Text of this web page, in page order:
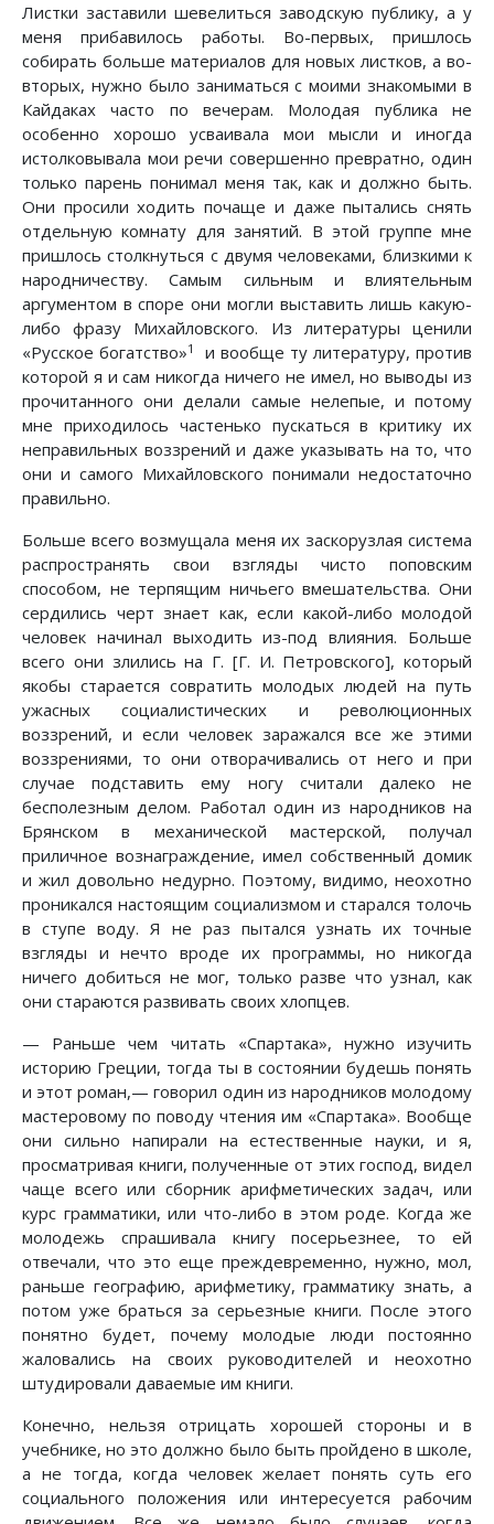
Листки заставили шевелиться заводскую публику, а у
меня прибавилось работы. Во-первых, пришлось
собирать больше материалов для новых листков, а во-
вторых, нужно было заниматься с моими знакомыми в
Кайдаках часто по вечерам. Молодая публика не
особенно хорошо усваивала мои мысли и иногда
истолковывала мои речи совершенно превратно, один
только парень понимал меня так, как и должно быть.
Они просили ходить почаще и даже пытались снять
отдельную комнату для занятий. В этой группе мне
пришлось столкнуться с двумя человеками, близкими к
народничеству. Самым сильным и влиятельным
аргументом в споре они могли выставить лишь какую-
либо фразу Михайловского. Из литературы ценили
«Русское богатство»1
и вообще ту литературу, против
которой я и сам никогда ничего не имел, но выводы из
прочитанного они делали самые нелепые, и потому
мне приходилось частенько пускаться в критику их
неправильных воззрений и даже указывать на то, что
они и самого Михайловского понимали недостаточно
правильно.
Больше всего возмущала меня их заскорузлая система
распространять свои взгляды чисто поповским
способом, не терпящим ничьего вмешательства. Они
сердились черт знает как, если какой-либо молодой
человек начинал выходить из-под влияния. Больше
всего они злились на Г. [Г. И. Петровского], который
якобы старается совратить молодых людей на путь
ужасных социалистических и революционных
воззрений, и если человек заражался все же этими
воззрениями, то они отворачивались от него и при
случае подставить ему ногу считали далеко не
бесполезным делом. Работал один из народников на
Брянском в механической мастерской, получал
приличное вознаграждение, имел собственный домик
и жил довольно недурно. Поэтому, видимо, неохотно
проникался настоящим социализмом и старался толочь
в ступе воду. Я не раз пытался узнать их точные
взгляды и нечто вроде их программы, но никогда
ничего добиться не мог, только разве что узнал, как
они стараются развивать своих хлопцев.
— Раньше чем читать «Спартака», нужно изучить
историю Греции, тогда ты в состоянии будешь понять
и этот роман,— говорил один из народников молодому
мастеровому по поводу чтения им «Спартака». Вообще
они сильно напирали на естественные науки, и я,
просматривая книги, полученные от этих господ, видел
чаще всего или сборник арифметических задач, или
курс грамматики, или что-либо в этом роде. Когда же
молодежь спрашивала книгу посерьезнее, то ей
отвечали, что это еще преждевременно, нужно, мол,
раньше географию, арифметику, грамматику знать, а
потом уже браться за серьезные книги. После этого
понятно будет, почему молодые люди постоянно
жаловались на своих руководителей и неохотно
штудировали даваемые им книги.
Конечно, нельзя отрицать хорошей стороны и в
учебнике, но это должно было быть пройдено в школе,
а не тогда, когда человек желает понять суть его
социального положения или интересуется рабочим